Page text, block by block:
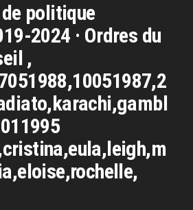
politique
2024 · Ordres du
,